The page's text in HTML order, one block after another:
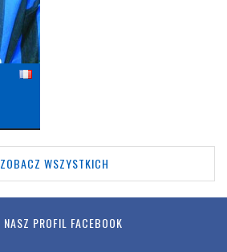
ZOBACZ WSZYSTKICH
NASZ PROFIL FACEBOOK